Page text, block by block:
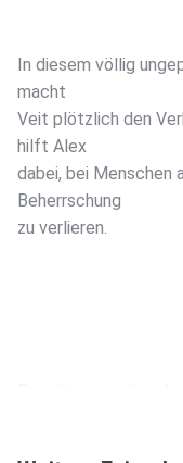
In diesem völlig
macht
Veit plötzlich den
hilft Alex
dabei, bei Menschen
Beherrschung
zu verlieren.
Es geht um